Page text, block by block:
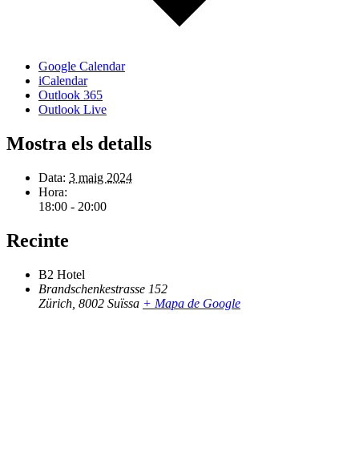
Google Calendar
iCalendar
Outlook 365
Outlook Live
Mostra els detalls
Data: 3 maig 2024
Hora:
18:00 - 20:00
Recinte
B2 Hotel
Brandschenkestrasse 152
Zürich 8002 Suïssa + Mapa de Google